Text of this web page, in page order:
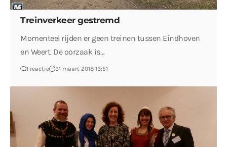
Treinverkeer gestremd
Momenteel rijden er geen treinen tussen Eindhoven
en Weert. De oorzaak is…
1 reactie 31 maart 2018 13:51